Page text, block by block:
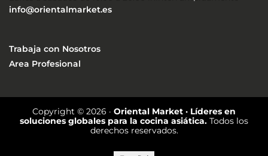
info@orientalmarket.es
Trabaja con Nosotros
Area Profesional
Copyright © 2026 · Oriental Market · Líderes en
soluciones globales para la cocina asiática. Todos los
derechos reservados.